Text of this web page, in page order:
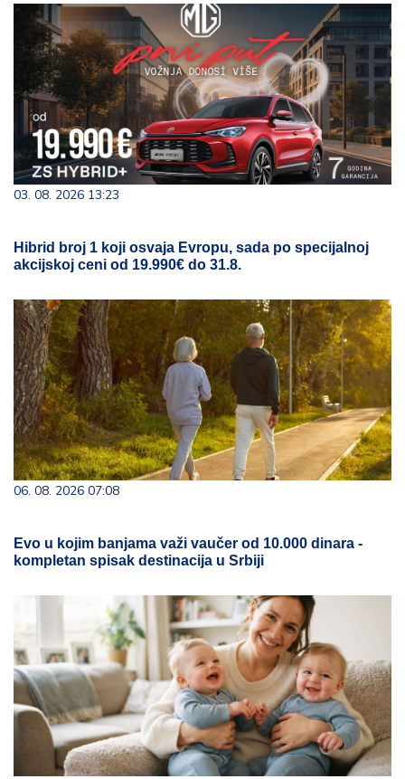
03. 08. 2026 13:23
Hibrid broj 1 koji osvaja Evropu, sada po specijalnoj
akcijskoj ceni od 19.990€ do 31.8.
06. 08. 2026 07:08
Evo u kojim banjama važi vaučer od 10.000 dinara -
kompletan spisak destinacija u Srbiji